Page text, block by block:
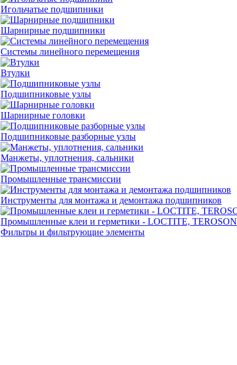
Игольчатые подшипники
Шарнирные подшипники
Системы линейного перемещения
Втулки
Подшипниковые узлы
Шарнирные головки
Подшипниковые разборные узлы
Манжеты, уплотнения, сальники
Промышленные трансмиссии
Инструменты для монтажа и демонтажа подшипников
Промышленные клеи и герметики - LOCTITE, TEROSON
Фильтры и фильтрующие элементы